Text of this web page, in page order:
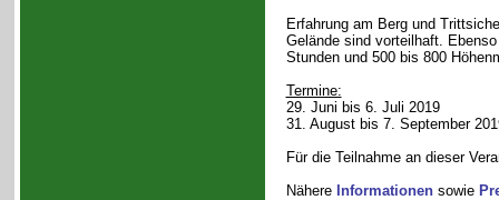
Erfahrung am Berg und
Gelände sind vorteilhaft.
Stunden und 500 bis 800
Termine:
29. Juni bis 6. Juli 2019
31. August bis 7. September
Für die Teilnahme an dieser
Nähere Informationensowie